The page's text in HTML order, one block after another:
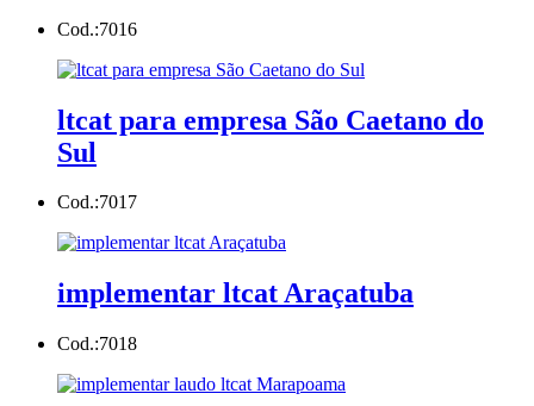
Cod.:7016
ltcat para empresa São Caetano do
Sul
Cod.:7017
implementar ltcat Araçatuba
Cod.:7018